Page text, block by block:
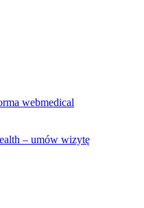
webmedical
– umów wizytę